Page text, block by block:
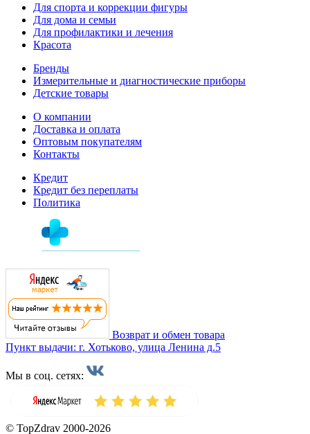
Для спорта и коррекции фигуры
Для дома и семьи
Для профилактики и лечения
Красота
Бренды
Измерительные и диагностические приборы
Детские товары
О компании
Доставка и оплата
Оптовым покупателям
Контакты
Кредит
Кредит без переплаты
Политика
Возврат и обмен товара
Пункт выдачи: г. Хотьково, улица Ленина д.5
Мы в соц. сетях:
© TopZdrav 2000-2026